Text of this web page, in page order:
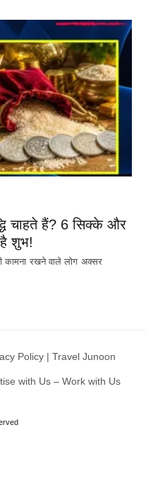
चाहते हैं? 6 सिक्के और
है शुभ!
रखने वाले लोग अक्सर
Policy | Travel Junoon
with Us – Work with Us